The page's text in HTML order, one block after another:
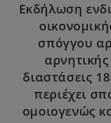
Εκδήλωση
σπόγγου
διαστάσεις
περιέχει
ομοιογενώς